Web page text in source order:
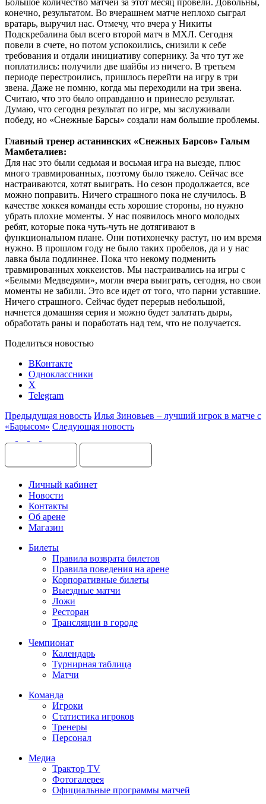
конечно, результатом. Во вчерашнем матче неплохо сыграл
вратарь, выручил нас. Отмечу, что вчера у Никиты
Подскребалина был всего второй матч в МХЛ. Сегодня
повели в счете, но потом успокоились, снизили к себе
требования и отдали инициативу сопернику. За что тут же
поплатились: получили две шайбы из ничего. В третьем
периоде перестроились, пришлось перейти на игру в три
звена. Даже не помню, когда мы переходили на три звена.
Считаю, что это было оправданно и принесло результат.
Думаю, что сегодня результат по игре, мы заслуживали
победу, но «Снежные Барсы» создали нам большие проблемы.
Главный тренер астанинских «Снежных Барсов» Галым
Мамбеталиев:
Для нас это были седьмая и восьмая игра на выезде, плюс
много травмированных, поэтому было тяжело. Сейчас все
настраиваются, хотят выиграть. Но сезон продолжается, все
можно поправить. Ничего страшного пока не случилось. В
качестве хоккея команды есть хорошие стороны, но нужно
убрать плохие моменты. У нас появилось много молодых
ребят, которые пока чуть-чуть не дотягивают в
функциональном плане. Они потихонечку растут, но им время
нужно. В прошлом году не было таких пробелов, да и у нас
лавка была подлиннее. Пока что некому подменить
травмированных хоккеистов. Мы настраивались на игры с
«Белыми Медведями», могли вчера выиграть, сегодня, но свои
моменты не забили. Это все идет от того, что парни уставшие.
Ничего страшного. Сейчас будет перерыв небольшой,
начнется домашняя серия и можно будет залатать дыры,
обработать раны и поработать над тем, что не получается.
Поделиться новостью
ВКонтакте
Одноклассники
X
Telegram
Предыдущая новость Илья Зиновьев – лучший игрок в матче с
«Барысом» Следующая новость
Личный кабинет
Новости
Контакты
Об арене
Магазин
Билеты
Правила возврата билетов
Правила поведения на арене
Корпоративные билеты
Выездные матчи
Ложи
Ресторан
Трансляции в городе
Чемпионат
Календарь
Турнирная таблица
Матчи
Команда
Игроки
Статистика игроков
Тренеры
Персонал
Медиа
Трактор TV
Фотогалерея
Официальные программы матчей